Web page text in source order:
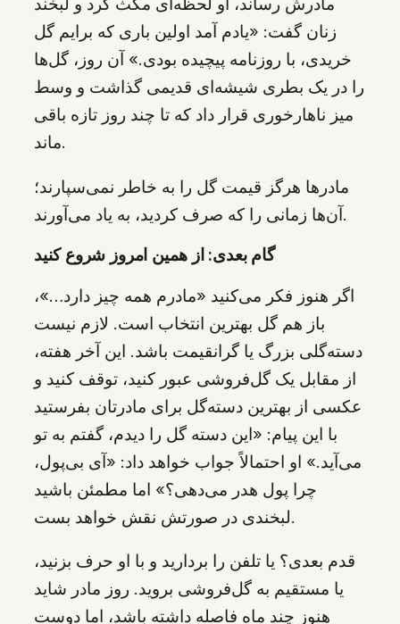
زنان گفت: «یادم آمد اولین باری که برایم گل
خریدی، با روزنامه پیچیده بودی.» آن روز، گل‌ها
را در یک بطری شیشه‌ای قدیمی گذاشت و وسط
میز ناهارخوری قرار داد که تا چند روز تازه باقی
ماند.
مادرها هرگز قیمت گل را به خاطر نمی‌سپارند؛
آن‌ها زمانی را که صرف کردید، به یاد می‌آورند.
گام بعدی: از همین امروز شروع کنید
اگر هنوز فکر می‌کنید «مادرم همه چیز دارد…»،
باز هم گل بهترین انتخاب است. لازم نیست
دسته‌گلی بزرگ یا گرانقیمت باشد. این آخر هفته،
از مقابل یک گل‌فروشی عبور کنید، توقف کنید و
عکسی از بهترین دسته‌گل برای مادرتان بفرستید
با این پیام: «این دسته گل را دیدم، گفتم به تو
می‌آید.» او احتمالاً جواب خواهد داد: «آی بی‌پول،
چرا پول هدر می‌دهی؟» اما مطمئن باشید
لبخندی در صورتش نقش خواهد بست.
قدم بعدی؟ یا تلفن را بردارید و با او حرف بزنید،
یا مستقیم به گل‌فروشی بروید. روز مادر شاید
هنوز چند ماه فاصله داشته باشد، اما دوست